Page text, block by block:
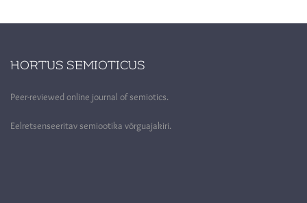
HORTUS SEMIOTICUS
Peer-reviewed online journal of semiotics.
Eelretsenseeritav semiootika võrguajakiri.